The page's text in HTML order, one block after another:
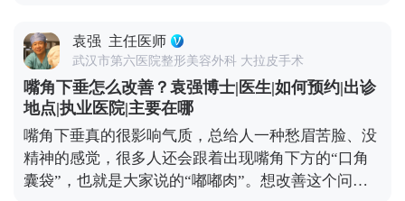
的“长效投资”。 想知道更多关于MCR复合提升术的
问题，可以去官方媒体平台（公众号、百家号、小红
薯）预约面诊，详细了解。
皮手术，消肿时间会稍长一点。术后前几天会有点胀
胀的异物感，后期随着恢复，肿胀会慢慢消退，大1-
3个月左右，基本恢复正常，日常社交没问题。 另外
分享几个加速消肿的小技巧：术后按医生要求戴好头
套，前几天做好冰敷，平时避免剧烈运动、少吃辛辣
刺激的食物，这些都能帮身体更快恢复。不过每个人
的体质和恢复节奏都不一样，不用着急，给身体足够
的恢复时间，才能换来更自然的效果。 想知道更多关
袁强 主任医师
武汉市第六医院整形美容外科 大拉皮手术
嘴角下垂怎么改善？袁强博士|医生|如何预约|出诊
地点|执业医院|主要在哪
嘴角下垂真的很影响气质，总给人一种愁眉苦脸、没
精神的感觉，很多人还会跟着出现嘴角下方的“口角
囊袋”，也就是大家说的“嘟嘟肉”。想改善这个问